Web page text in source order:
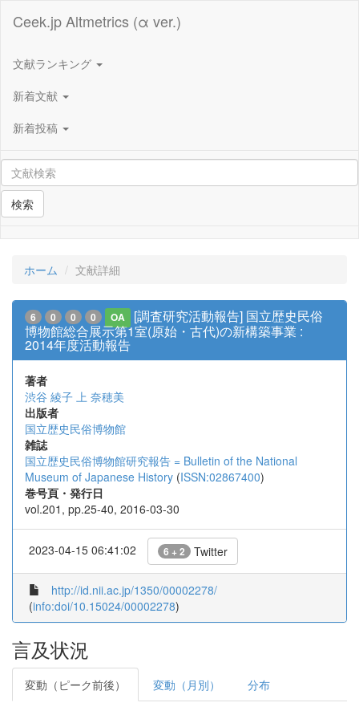
Ceek.jp Altmetrics (α ver.)
文献ランキング
新着文献
新着投稿
検索
ホーム 文献詳細
6 0 0 0 OA
[調査研究活動報告] 国立歴史民俗
博物館総合展示第1室(原始・古代)の新構築事業 :
2014年度活動報告
著者
渋谷 綾子 上 奈穂美
出版者
国立歴史民俗博物館
雑誌
国立歴史民俗博物館研究報告 = Bulletin of the National
Museum of Japanese History (ISSN:02867400)
巻号頁・発行日
vol.201, pp.25-40, 2016-03-30
2023-04-15 06:41:02 6 + 2 Twitter
http://id.nii.ac.jp/1350/00002278/
(info:doi/10.15024/00002278)
言及状況
変動（ピーク前後） 変動（月別） 分布